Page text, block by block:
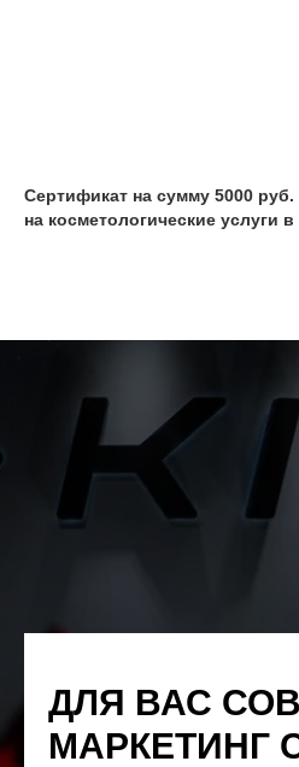
Сертификат на сумму 5000 руб.
на косметологические услуги
ДЛЯ ВАС
МАРКЕТИНГ